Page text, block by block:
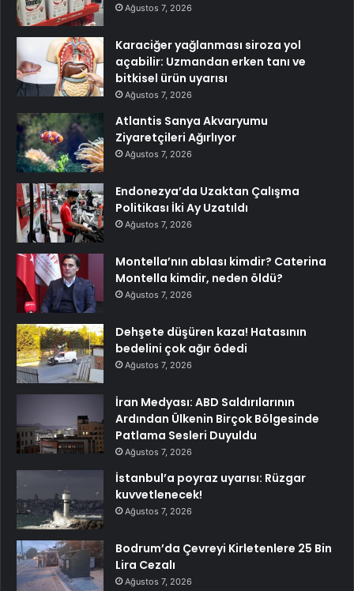
Ağustos 7, 2026
Karaciğer yağlanması siroza yol
açabilir: Uzmandan erken tanı ve
bitkisel ürün uyarısı
Ağustos 7, 2026
Atlantis Sanya Akvaryumu
Ziyaretçileri Ağırlıyor
Ağustos 7, 2026
Endonezya’da Uzaktan Çalışma
Politikası İki Ay Uzatıldı
Ağustos 7, 2026
Montella’nın ablası kimdir? Caterina
Montella kimdir, neden öldü?
Ağustos 7, 2026
Dehşete düşüren kaza! Hatasının
bedelini çok ağır ödedi
Ağustos 7, 2026
İran Medyası: ABD Saldırılarının
Ardından Ülkenin Birçok Bölgesinde
Patlama Sesleri Duyuldu
Ağustos 7, 2026
İstanbul’a poyraz uyarısı: Rüzgar
kuvvetlenecek!
Ağustos 7, 2026
Bodrum’da Çevreyi Kirletenlere 25 Bin
Lira Cezalı
Ağustos 7, 2026